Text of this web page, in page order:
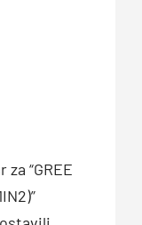
“GREE